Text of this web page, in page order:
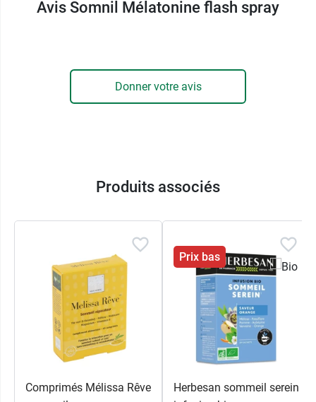
06511 CARROS Cedex
Avis Somnil Mélatonine flash spray
Donner votre avis
Produits associés
Comprimés Mélissa Rêve
Prix bas
Herbesan sommeil serein